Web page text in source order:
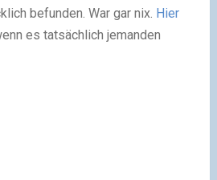
befunden. War gar nix. Hier
es tatsächlich jemanden